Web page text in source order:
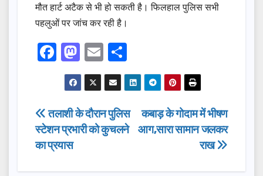
मौत हार्ट अटैक से भी हो सकती है। फिलहाल पुलिस सभी
पहलुओं पर जांच कर रही है।
F
a
c
e
b
o
M
a
st
o
d
E
m
ail
h
ar
e
Post
navigation
कबाड़ के गोदाम में भीषण
आग,सारा सामान जलकर
राख
तलाशी के दौरान पुलिस
स्टेशन प्रभारी को कुचलने
का प्रयास